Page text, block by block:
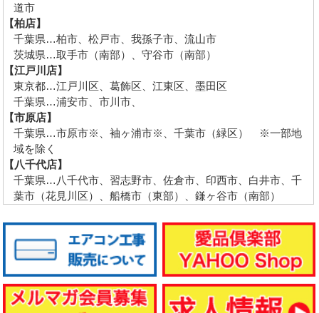
道市
【柏店】
千葉県…柏市、松戸市、我孫子市、流山市
茨城県…取手市（南部）、守谷市（南部）
【江戸川店】
東京都…江戸川区、葛飾区、江東区、墨田区
千葉県…浦安市、市川市、
【市原店】
千葉県…市原市※、袖ヶ浦市※、千葉市（緑区） ※一部地
域を除く
【八千代店】
千葉県…八千代市、習志野市、佐倉市、印西市、白井市、千
葉市（花見川区）、船橋市（東部）、鎌ヶ谷市（南部）